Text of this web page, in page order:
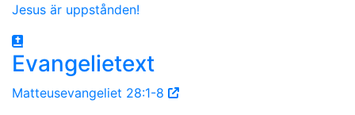
Jesus är uppstånden!
Evangelietext
Matteusevangeliet 28:1-8